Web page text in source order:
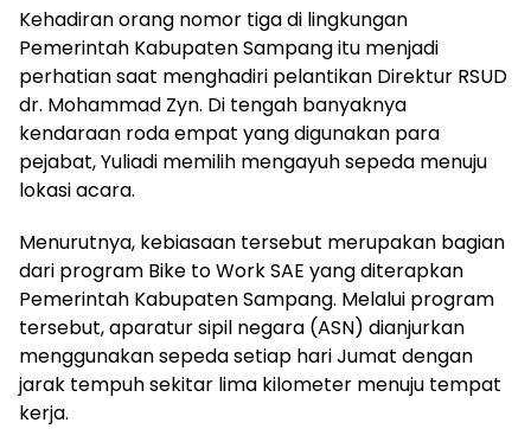
Kehadiran orang nomor tiga di lingkungan
Pemerintah Kabupaten Sampang itu menjadi
perhatian saat menghadiri pelantikan Direktur RSUD
dr. Mohammad Zyn. Di tengah banyaknya
kendaraan roda empat yang digunakan para
pejabat, Yuliadi memilih mengayuh sepeda menuju
lokasi acara.
Menurutnya, kebiasaan tersebut merupakan bagian
dari program Bike to Work SAE yang diterapkan
Pemerintah Kabupaten Sampang. Melalui program
tersebut, aparatur sipil negara (ASN) dianjurkan
menggunakan sepeda setiap hari Jumat dengan
jarak tempuh sekitar lima kilometer menuju tempat
kerja.